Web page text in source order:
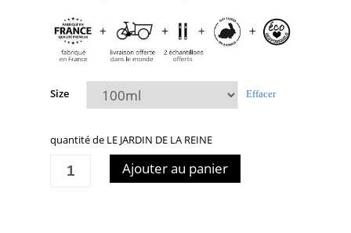
Size Effacer
quantité de LE JARDIN DE LA REINE
Ajouter au panier